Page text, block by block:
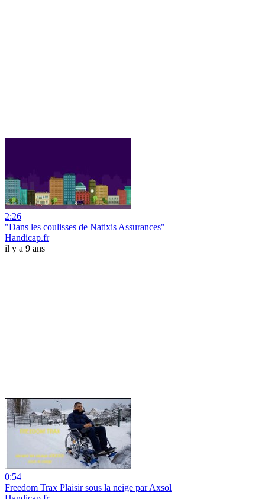
2:26
"Dans les coulisses de Natixis Assurances"
Handicap.fr
il y a 9 ans
0:54
Freedom Trax Plaisir sous la neige par Axsol